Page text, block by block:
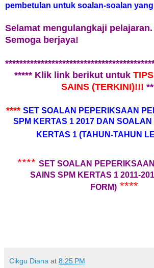
pembetulan untuk soalan-soalan
Selamat mengulangkaji pelajaran.
Semoga berjaya!
***** Klik link berikut untuk
SAINS (TERKINI)!!!
**** SET SOALAN PEPERIKSAAN
SPM KERTAS 1 2017 DAN
KERTAS 1 (TAHUN-TAHUN
**** SET SOALAN
SAINS SPM KERTAS 1 2011-
FORM) ****
Cikgu Diana at 8:25 PM